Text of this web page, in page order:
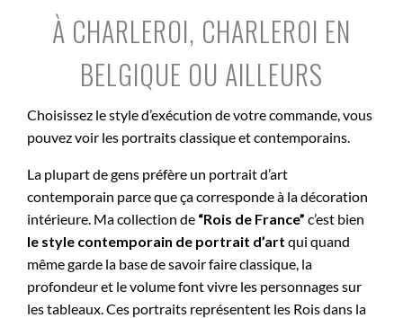
À CHARLEROI, CHARLEROI EN
BELGIQUE OU AILLEURS
Choisissez le style d’exécution de votre commande, vous
pouvez voir les portraits classique et contemporains.
La plupart de gens préfère un portrait d’art
contemporain parce que ça corresponde à la décoration
intérieure. Ma collection de “Rois de France” c’est bien
le style contemporain de portrait d’art qui quand
même garde la base de savoir faire classique, la
profondeur et le volume font vivre les personnages sur
les tableaux. Ces portraits représentent les Rois dans la